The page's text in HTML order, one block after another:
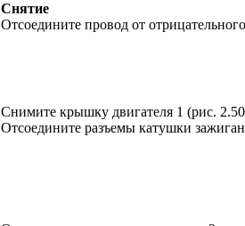
Снятие
Отсоедините провод от
Снимите крышку двигателя 1 (рис. 2.50
Отсоедините разъемы катушки